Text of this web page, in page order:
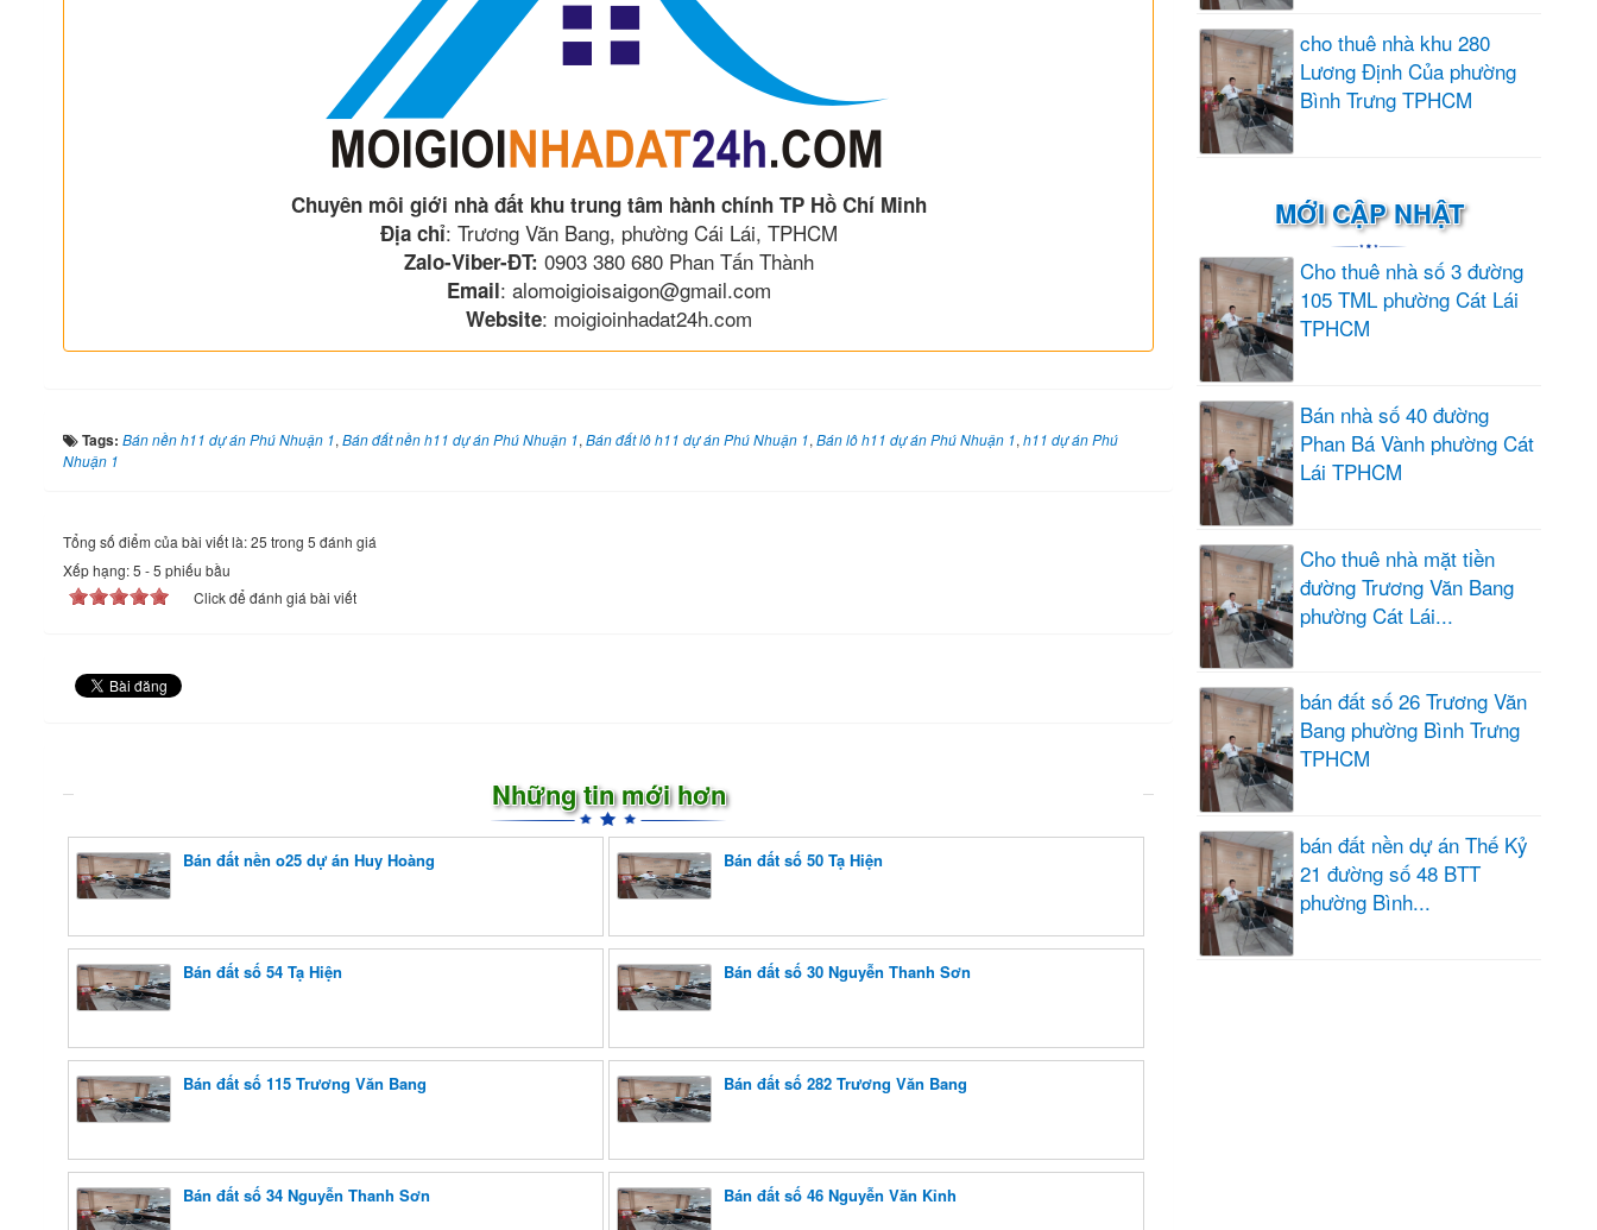
Chuyên môi giới nhà đất khu trung tâm hành chính TP Hồ Chí Minh
Địa chỉ: Trương Văn Bang, phường Cái Lái, TPHCM
Zalo-Viber-ĐT: 0903 380 680 Phan Tấn Thành
Email: alomoigioisaigon@gmail.com
Website: moigioinhadat24h.com
Tags: Bán nền h11 dự án Phú Nhuận 1, Bán đất nền h11 dự án Phú Nhuận 1, Bán đất lô h11 dự án Phú Nhuận 1, Bán lô h11 dự án Phú Nhuận 1, h11 dự án Phú
Nhuận 1
Tổng số điểm của bài viết là: 25 trong 5 đánh giá
Xếp hạng:5 -5 phiếu bầu
Click để đánh giá bài viết
Những tin mới hơn
Bán đất nền o25 dự án Huy Hoàng Bán đất số 50 Tạ Hiện
Bán đất số 54 Tạ Hiện Bán đất số 30 Nguyễn Thanh Sơn
Bán đất số 115 Trương Văn Bang Bán đất số 282 Trương Văn Bang
Bán đất số 34 Nguyễn Thanh Sơn Bán đất số 46 Nguyễn Văn Kỉnh
cho thuê nhà khu 280
Lương Định Của phường
Bình Trưng TPHCM
MỚI CẬP NHẬT
Cho thuê nhà số 3 đường
105 TML phường Cát Lái
TPHCM
Bán nhà số 40 đường
Phan Bá Vành phường Cát
Lái TPHCM
Cho thuê nhà mặt tiền
đường Trương Văn Bang
phường Cát Lái...
bán đất số 26 Trương Văn
Bang phường Bình Trưng
TPHCM
bán đất nền dự án Thế Kỷ
21 đường số 48 BTT
phường Bình...